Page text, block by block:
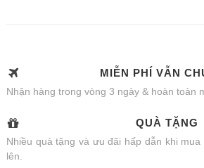
MIỄN PHÍ VẪN
Nhận hàng trong vòng 3 ngày & hoàn toàn
QUÀ TẶNG
Nhiều quà tặng và ưu đãi hấp dẫn khi
lên.